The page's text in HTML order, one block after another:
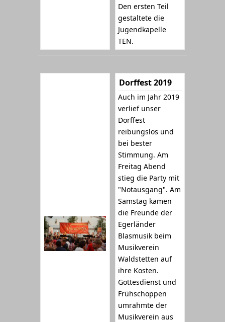
Den ersten Teil
gestaltete die
Jugendkapelle
TEN.
Dorffest 2019
Auch im Jahr 2019
verlief unser
Dorffest
reibungslos und
bei bester
Stimmung. Am
Freitag Abend
stieg die Party mit
"Notausgang". Am
Samstag kamen
die Freunde der
Egerländer
Blasmusik beim
Musikverein
Waldstetten auf
ihre Kosten.
Gottesdienst und
Frühschoppen
umrahmte der
Musikverein aus